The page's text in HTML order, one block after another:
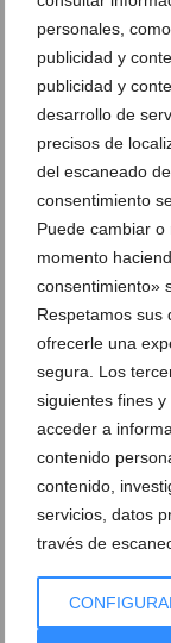
personales,
publicidad y
publicidad y
desarrollo de
precisos de
del escaneado
consentimiento
Puede cambiar
momento
consentimiento»
Respetamos sus
ofrecerle una
segura. Los
siguientes fines
acceder a
contenido
contenido,
servicios, datos
través de
Encuentra las
aluminio y
18 de agosto de 2021
La solución
mallorquina
08 de junio de 2020